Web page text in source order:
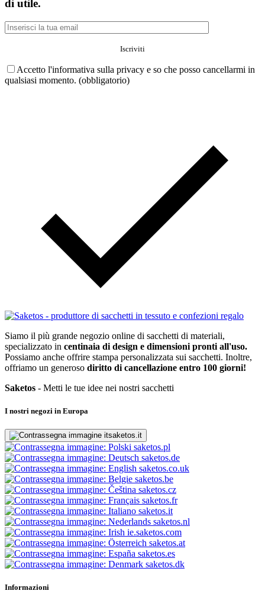
di utile.
Accetto l'informativa sulla privacy e so che posso cancellarmi in
qualsiasi momento. (obbligatorio)
Siamo il più grande negozio online di sacchetti di materiali,
specializzato in centinaia di design e dimensioni pronti all'uso.
Possiamo anche offrire stampa personalizzata sui sacchetti. Inoltre,
offriamo un generoso diritto di cancellazione entro 100 giorni!
Saketos - Metti le tue idee nei nostri sacchetti
I nostri negozi in Europa
saketos.it
saketos.pl
saketos.de
saketos.co.uk
saketos.be
saketos.cz
saketos.fr
saketos.it
saketos.nl
ie.saketos.com
saketos.at
saketos.es
saketos.dk
Informazioni